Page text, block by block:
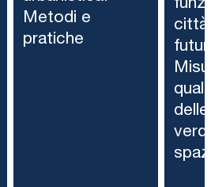
Metodi e
pratiche
città